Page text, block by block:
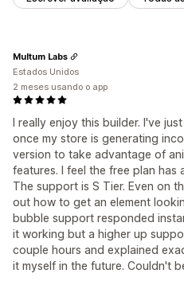
I really enjoy this builder. I've
once my store is generating
version to take advantage of
features. I feel the free plan has
The support is S Tier. Even on
out how to get an element
bubble support responded
it working but a higher up
couple hours and explained
it myself in the future. Couldn't
Multum Labs
Estados Unidos
2 meses usando o app